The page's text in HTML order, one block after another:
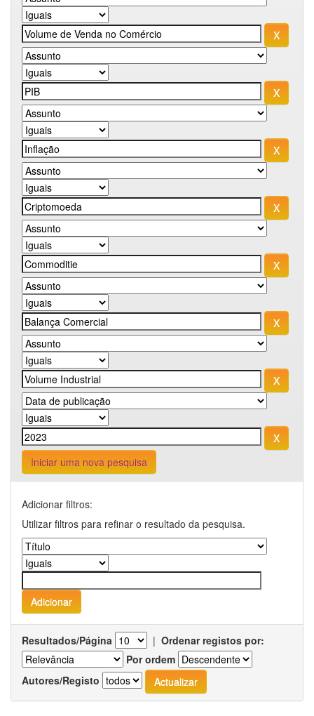
Iniciar uma nova pesquisa
Adicionar filtros:
Utilizar filtros para refinar o resultado da pesquisa.
Resultados/Página | Ordenar registos por:
Por ordem
Autores/Registo